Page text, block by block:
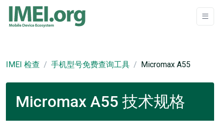
IMEI 检查 手机型号免费查询工具 Micromax A55
Micromax A55 技术规格